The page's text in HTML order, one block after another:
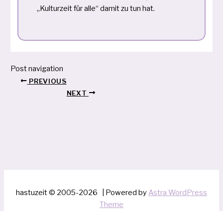
„Kulturzeit für alle“ damit zu tun hat.
Post navigation
PREVIOUS
NEXT
hastuzeit © 2005-2026 | Powered by Astra WordPress
Theme